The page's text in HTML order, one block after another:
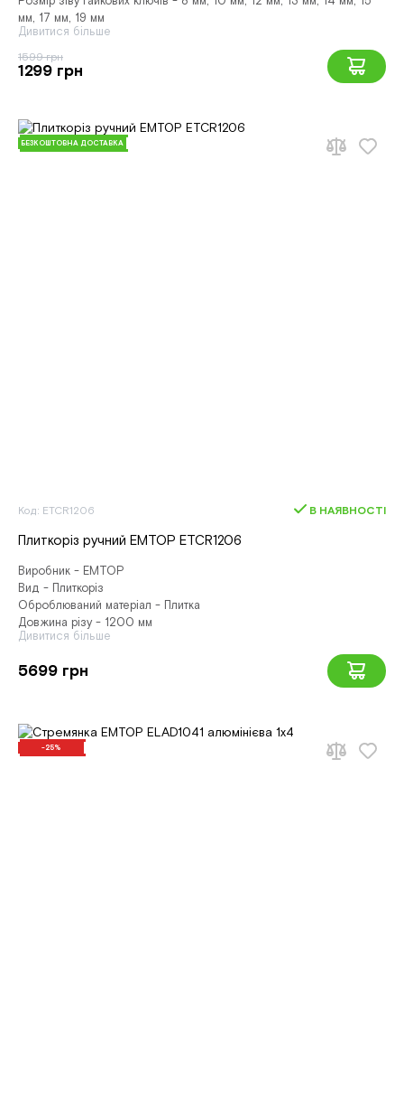
мм, 17 мм, 19 мм
Дивитися більше
1599 грн
1299 грн
БЕЗКОШТОВНА ДОСТАВКА
Код: ETCR1206 В НАЯВНОСТІ
Плиткоріз ручний EMTOP ETCR1206
Виробник - EMTOP
Вид - Плиткоріз
Оброблюваний матеріал - Плитка
Довжина різу - 1200 мм
Дивитися більше
5699 грн
-25%